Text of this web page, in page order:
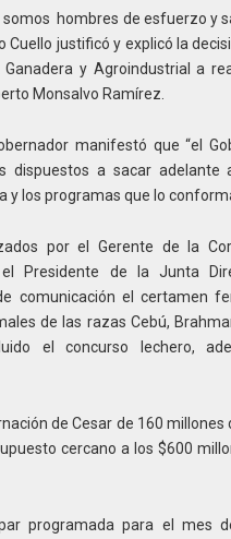
somos hombres de esfuerzo y
Cuello justificó y explicó la
y Agroindustrial a
Monsalvo Ramírez.
manifestó que “el
dispuestos a sacar
y los programas que lo
por el Gerente de la
Presidente de la Junta
comunicación el certamen
de las razas Cebú,
el concurso lechero,
de Cesar de 160
cercano a los $600
programada para el mes